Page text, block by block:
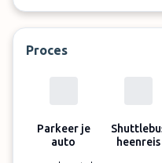
Proces
Parkeer je
auto
heenreis